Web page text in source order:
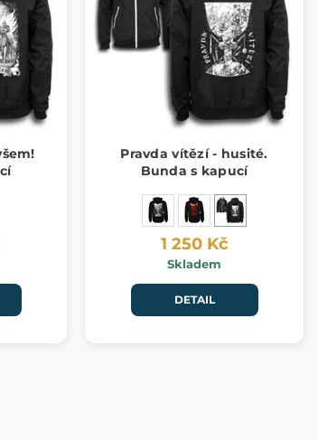
Pravda vítězí - husité.
Bunda s kapucí
1 250 Kč
Skladem
DETAIL